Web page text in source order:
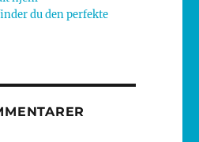
du den perfekte